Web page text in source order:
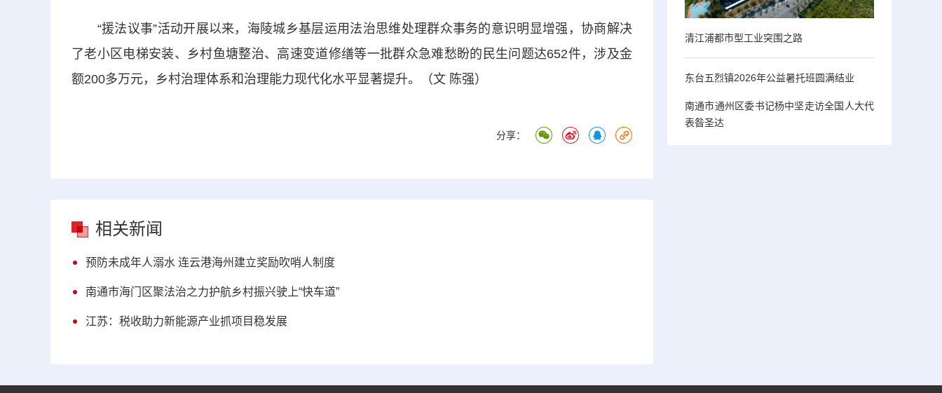
“援法议事”活动开展以来，海陵城乡基层运用法治思维处理群众事务的意识明显增强，协商解决
了老小区电梯安装、乡村鱼塘整治、高速变道修缮等一批群众急难愁盼的民生问题达652件，涉及金
额200多万元，乡村治理体系和治理能力现代化水平显著提升。（文 陈强）
分享：
相关新闻
预防未成年人溺水 连云港海州建立奖励吹哨人制度
南通市海门区聚法治之力护航乡村振兴驶上“快车道”
江苏：税收助力新能源产业抓项目稳发展
清江浦都市型工业突围之路
东台五烈镇2026年公益暑托班圆满结业
南通市通州区委书记杨中坚走访全国人大代
表昝圣达